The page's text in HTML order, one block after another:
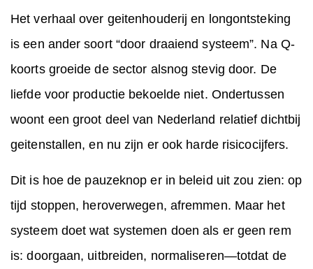
Het verhaal over geitenhouderij en longontsteking
is een ander soort “door draaiend systeem”. Na Q-
koorts groeide de sector alsnog stevig door. De
liefde voor productie bekoelde niet. Ondertussen
woont een groot deel van Nederland relatief dichtbij
geitenstallen, en nu zijn er ook harde risicocijfers.
Dit is hoe de pauzeknop er in beleid uit zou zien: op
tijd stoppen, heroverwegen, afremmen. Maar het
systeem doet wat systemen doen als er geen rem
is: doorgaan, uitbreiden, normaliseren—totdat de